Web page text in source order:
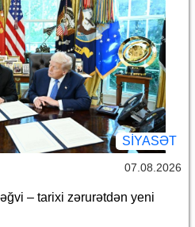
SİYASƏT
07.08.2026
– tarixi zərurətdən yeni